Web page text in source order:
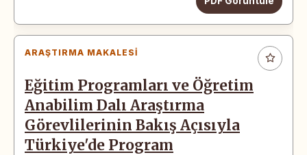
ARAŞTIRMA MAKALESI
Eğitim Programları ve Öğretim
Anabilim Dalı Araştırma
Görevlilerinin Bakış Açısıyla
Türkiye'de Program